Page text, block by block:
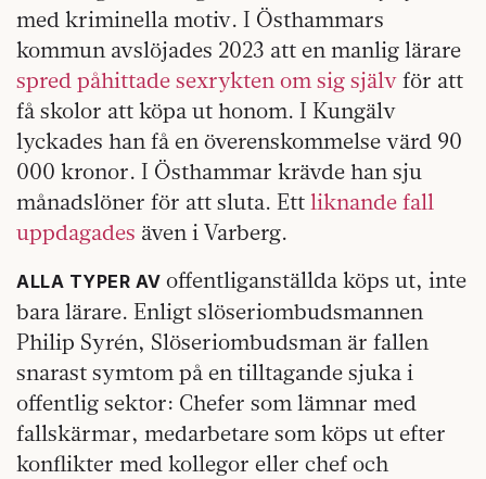
med kriminella motiv. I Östhammars
kommun avslöjades 2023 att en manlig lärare
spred påhittade sexrykten om sig själv för att
få skolor att köpa ut honom. I Kungälv
lyckades han få en överenskommelse värd 90
000 kronor. I Östhammar krävde han sju
månadslöner för att sluta. Ett liknande fall
uppdagades även i Varberg.
ALLA TYPER AV offentliganställda köps ut, inte
bara lärare. Enligt slöseriombudsmannen
Philip Syrén, Slöseriombudsman är fallen
snarast symtom på en tilltagande sjuka i
offentlig sektor: Chefer som lämnar med
fallskärmar, medarbetare som köps ut efter
konflikter med kollegor eller chef och